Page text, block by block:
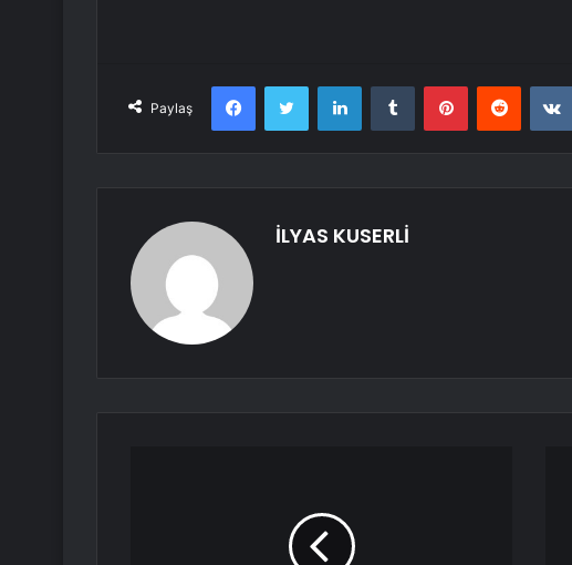
Paylaş
FacebookTwitter LinkedInTumblr PinterestReddit
İLYAS KUSERLİ